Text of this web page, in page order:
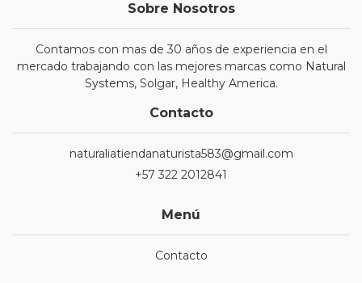
Sobre Nosotros
Contamos con mas de 30 años de experiencia en el
mercado trabajando con las mejores marcas como Natural
Systems, Solgar, Healthy America.
Contacto
naturaliatiendanaturista583@gmail.com
+57 322 2012841
Menú
Contacto